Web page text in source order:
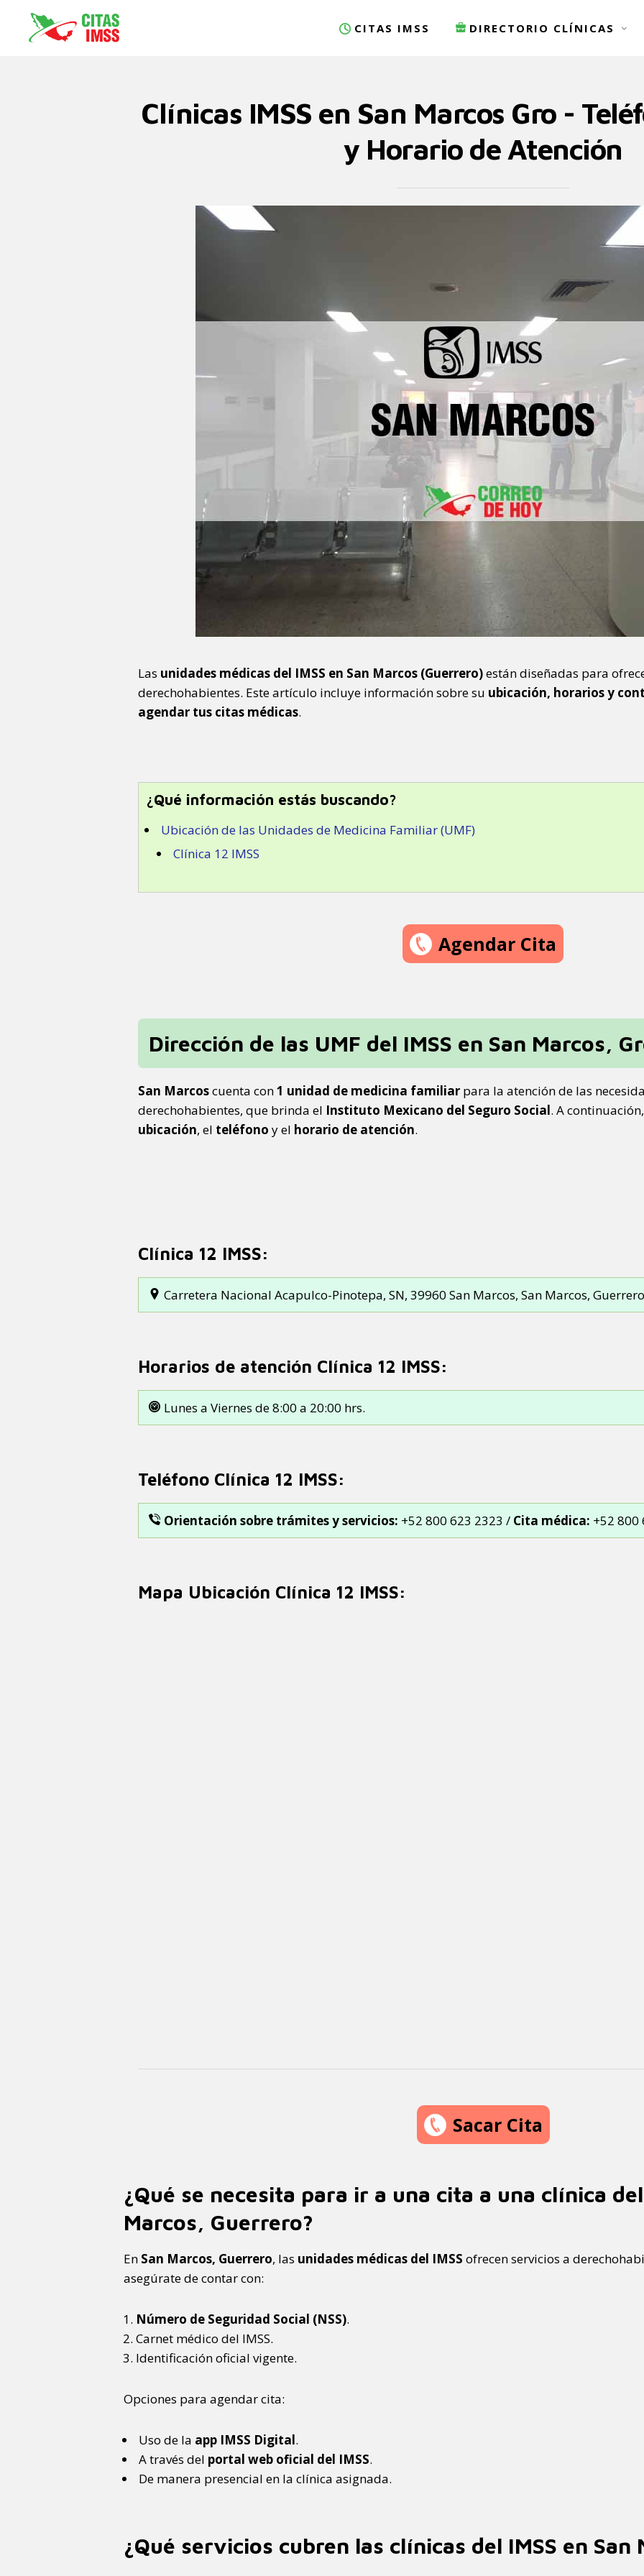
CITAS IMSS DIRECTORIO CLÍNICAS
Clínicas IMSS en San Marcos Gro -
y Horario de Atención
Las unidades médicas del IMSS en San Marcos (Guerrero)están diseñadas para
derechohabientes. Este artículo incluye información sobre su ubicación, horarios y
agendar tus citas médicas.
¿Qué información estás buscando?
Ubicación de las Unidades de Medicina Familiar (UMF)
Clínica 12 IMSS
Agendar Cita
Dirección de las UMF del IMSS en San Marcos,
San Marcoscuenta con1 unidad de medicina familiar para la atención de las
derechohabientes, que brinda el Instituto Mexicano del Seguro Social. A
ubicación, el teléfono y el horario de atención.
Clínica 12 IMSS:
Carretera Nacional Acapulco-Pinotepa, SN, 39960 San Marcos, San Marcos, Guerrero
Horarios de atención Clínica 12 IMSS:
Lunes a Viernes de 8:00 a 20:00 hrs.
Teléfono Clínica 12 IMSS:
Orientación sobre trámites y servicios: +52 800 623 2323 / Cita médica: +52 800
Mapa Ubicación Clínica 12 IMSS:
Sacar Cita
¿Qué se necesita para ir a una cita a una clínica del
Marcos, Guerrero?
En San Marcos, Guerrero, las unidades médicas del IMSS ofrecen servicios a
asegúrate de contar con:
Número de Seguridad Social (NSS).
Carnet médico del IMSS.
Identificación oficial vigente.
Opciones para agendar cita:
Uso de la app IMSS Digital.
A través del portal web oficial del IMSS.
De manera presencial en la clínica asignada.
¿Qué servicios cubren las clínicas del IMSS en San